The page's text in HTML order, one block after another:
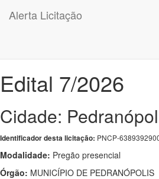
Alerta Licitação
Edital 7/2026
Cidade:
Identificador desta licitação: PNCP-
Modalidade: Pregão presencial
Órgão: MUNICÍPIO DE PEDRANÓPOLIS